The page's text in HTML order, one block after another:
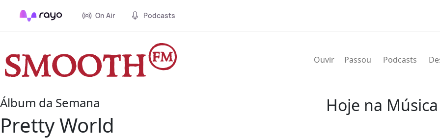
On Air Podcasts
Ouvir Passou Podcasts
Álbum da Semana
Pretty World
Hoje na Música